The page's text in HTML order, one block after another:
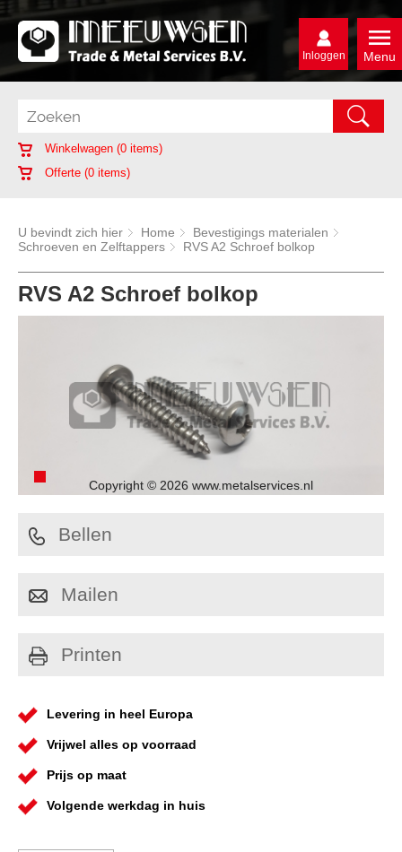
Menu
Inloggen
Winkelwagen (0 items)
Offerte (0 items)
U bevindt zich hier Home
Bevestigings materialen
Schroeven en Zelftappers
RVS A2 Schroef bolkop
RVS A2 Schroef bolkop
Copyright © 2026 www.metalservices.nl
Bellen
Mailen
Printen
Levering in heel Europa
Vrijwel alles op voorraad
Prijs op maat
Volgende werkdag in huis